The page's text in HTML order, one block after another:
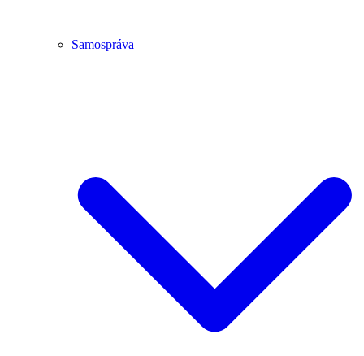
Samospráva